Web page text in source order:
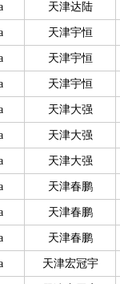
天津达陆
天津宇恒
天津宇恒
天津宇恒
天津大强
天津大强
天津大强
天津春鹏
天津春鹏
天津春鹏
天津宏冠宇